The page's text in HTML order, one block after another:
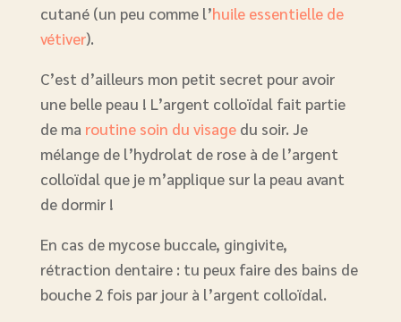
cutané (un peu comme l’huile essentielle de
vétiver).
C’est d’ailleurs mon petit secret pour avoir
une belle peau ! L’argent colloïdal fait partie
de ma routine soin du visagedu soir. Je
mélange de l’hydrolat de rose à de l’argent
colloïdal que je m’applique sur la peau avant
de dormir !
En cas de mycose buccale, gingivite,
rétraction dentaire : tu peux faire des bains de
bouche 2 fois par jour à l’argent colloïdal.